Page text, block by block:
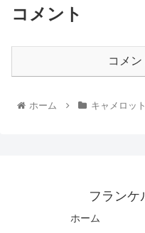
コメント
コメ
ホーム キャメロット
フランケ
ホーム